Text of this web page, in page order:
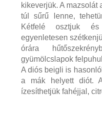
kikeverjük. A mazsolát
túl sűrű lenne,
Kétfelé osztjuk
egyenletesen
órára
gyümölcslapok
A diós beigli is
a mák helyett diót.
ízesíthetjük fahéjjal,